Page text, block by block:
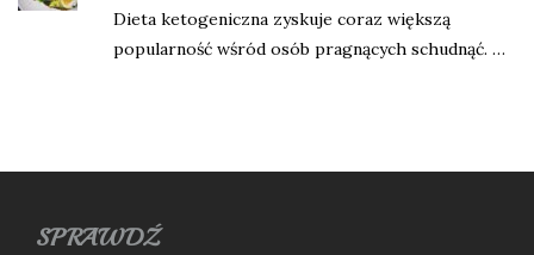
Dieta ketogeniczna zyskuje coraz większą
popularność wśród osób pragnących schudnąć. …
SPRAWDŹ